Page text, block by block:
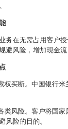
务在无需占用客户
避风险，增加现金
权买断。中国银行
类风险。客户将国
风险的目的。